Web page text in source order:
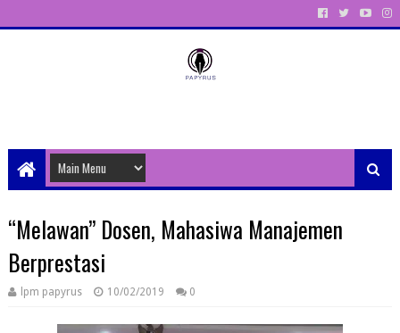
“Melawan” Dosen, Mahasiwa Manajemen
Berprestasi
lpm papyrus 10/02/2019 0